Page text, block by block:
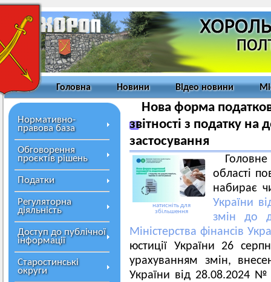
Головна Новини Відео новини
Нормативно-
правова база
Обговорення
проєктів рішень
Податки
Регуляторна
діяльність
Доступ до публічної
інформації
Старостинські
округи
Нова форма
звітності з податку на
застосування
натисніть для
збільшення
області
набирає
України
змін до
Міністерства фінансів
юстиції України 26
урахуванням змін,
України від 28.08.2024